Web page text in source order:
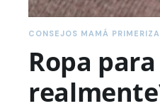
CONSEJOS MAMÁ PRIMERIZA
Ropa